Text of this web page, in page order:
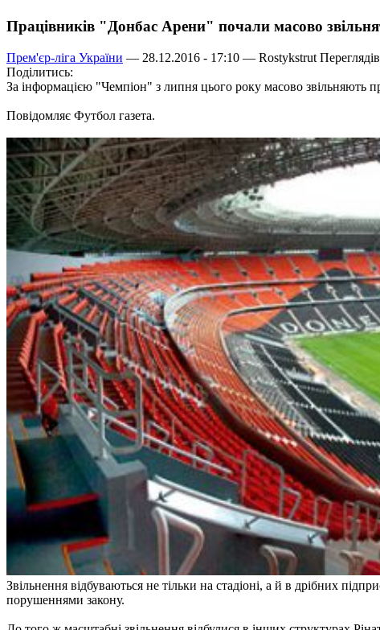
Працівників "Донбас Арени" почали масово
Прем'єр-ліга України — 28.12.2016 - 17:10 — Rostykstrut
Поділитись:
За інформацією "Чемпіон" з липня цього року масово звільняють
Повідомляє Футбол газета.
Звільнення відбуваються не тільки на стадіоні, а й в дрібних
порушеннями закону.